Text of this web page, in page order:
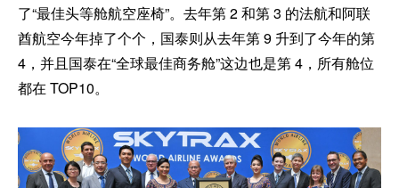
了“最佳头等舱航空座椅”。去年第 2 和第 3 的法航和阿联
酋航空今年掉了个个，国泰则从去年第 9 升到了今年的第
4，并且国泰在“全球最佳商务舱”这边也是第 4，所有舱位
都在 TOP10。